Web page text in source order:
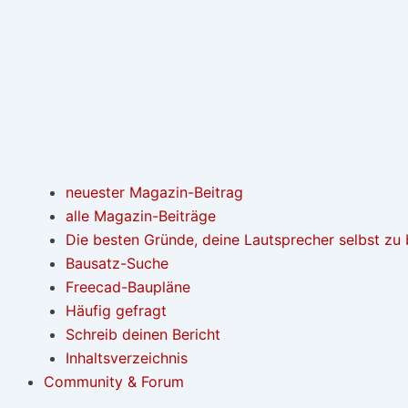
neuester Magazin-Beitrag
alle Magazin-Beiträge
Die besten Gründe, deine Lautsprecher selbst zu
Bausatz-Suche
Freecad-Baupläne
Häufig gefragt
Schreib deinen Bericht
Inhaltsverzeichnis
Community & Forum